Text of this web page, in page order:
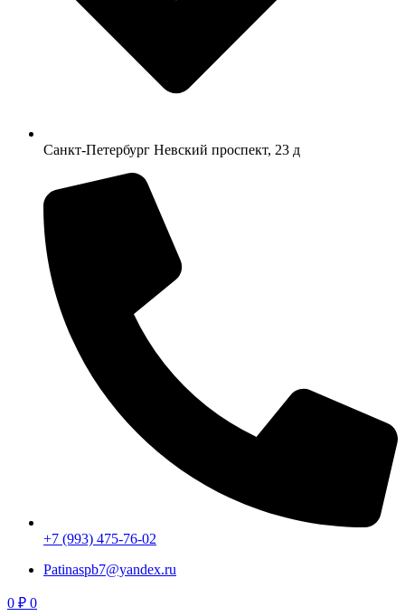
Санкт-Петербург Невский проспект, 23 д
+7 (993) 475-76-02
Patinaspb7@yandex.ru
0 ₽ 0